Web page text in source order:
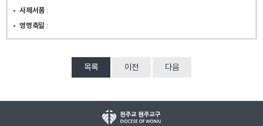
사제서품 :
영명축일 :
목록 이전 다음